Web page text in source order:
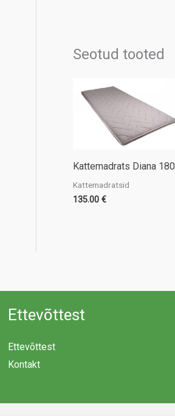
Seotud tooted
Kattemadrats Diana 180
Kattemadratsid
135.00 €
Ettevõttest
Ettevõttest
Kontakt